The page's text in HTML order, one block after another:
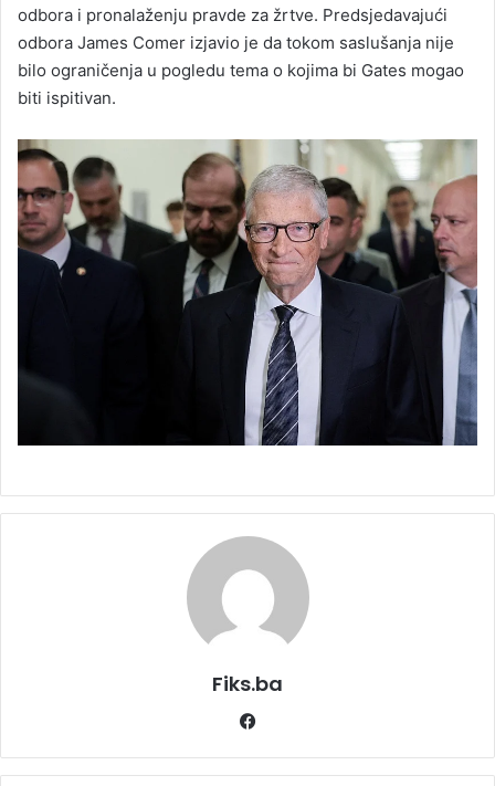
odbora i pronalaženju pravde za žrtve. Predsjedavajući
odbora James Comer izjavio je da tokom saslušanja nije
bilo ograničenja u pogledu tema o kojima bi Gates mogao
biti ispitivan.
Fiks.ba